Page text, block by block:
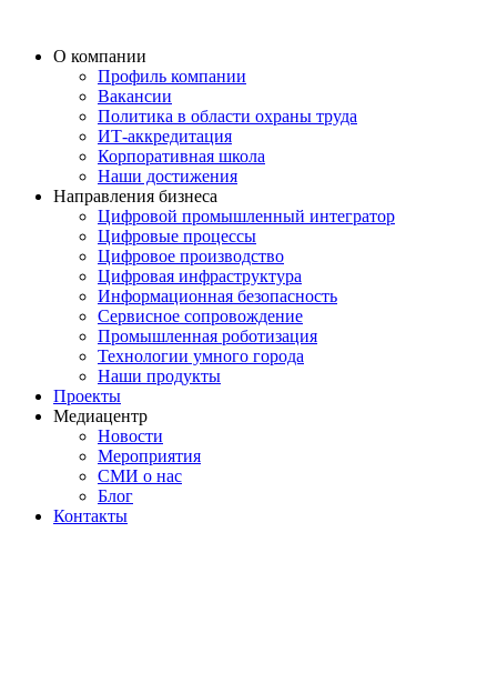
О компании
Профиль компании
Вакансии
Политика в области охраны труда
ИТ-аккредитация
Корпоративная школа
Наши достижения
Направления бизнеса
Цифровой промышленный интегратор
Цифровые процессы
Цифровое производство
Цифровая инфраструктура
Информационная безопасность
Сервисное сопровождение
Промышленная роботизация
Технологии умного города
Наши продукты
Проекты
Медиацентр
Новости
Мероприятия
СМИ о нас
Блог
Контакты